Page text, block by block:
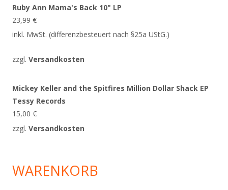
Ruby Ann Mama's Back 10" LP
23,99 €
inkl. MwSt. (differenzbesteuert nach §25a UStG.)
zzgl. Versandkosten
Mickey Keller and the Spitfires Million Dollar Shack EP
Tessy Records
15,00 €
zzgl. Versandkosten
WARENKORB